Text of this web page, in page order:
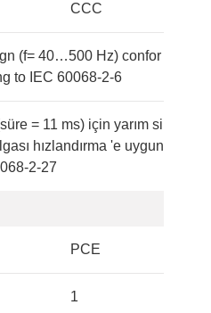
CCC
(f= 40…500 Hz) confor
to IEC 60068-2-6
= 11 ms) için yarım si
hızlandırma 'e uygun
2-27
PCE
1